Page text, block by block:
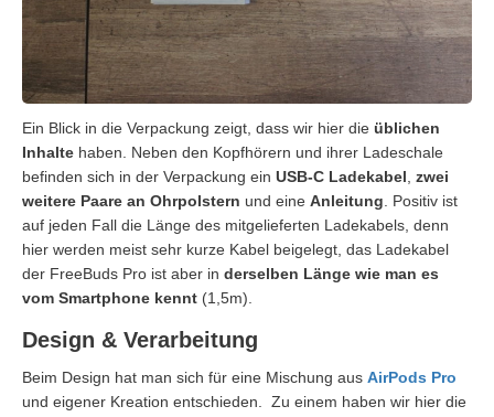
Ein Blick in die Verpackung zeigt, dass wir hier die üblichen
Inhalte haben. Neben den Kopfhörern und ihrer Ladeschale
befinden sich in der Verpackung ein USB-C Ladekabel zwei
weitere Paare an Ohrpolstern und eine Anleitung . Positiv ist
auf jeden Fall die Länge des mitgelieferten Ladekabels, denn
hier werden meist sehr kurze Kabel beigelegt, das Ladekabel
der FreeBuds Pro ist aber in derselben Länge wie man es
vom Smartphone kennt (1,5m).
Design & Verarbeitung
Beim Design hat man sich für eine Mischung aus AirPods Pro
und eigener Kreation entschieden. Zu einem haben wir hier die